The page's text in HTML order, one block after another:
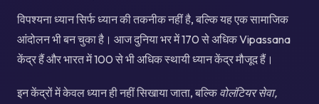
विपश्यना ध्यान सिर्फ ध्यान की तकनीक नहीं है, बल्कि यह एक सामाजिक
आंदोलन भी बन चुका है। आज दुनिया भर में 170 से अधिक Vipassana
केंद्र हैं और भारत में 100 से भी अधिक स्थायी ध्यान केंद्र मौजूद हैं।
इन केंद्रों में केवल ध्यान ही नहीं सिखाया जाता, बल्कि वोलंटियर सेवा,